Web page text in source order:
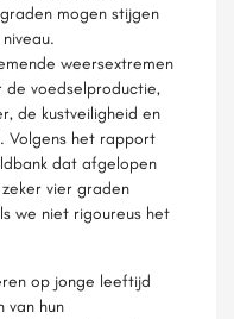
mogen stijgen
weersextremen
voedselproductie,
de kustveiligheid en
Volgens het rapport
dat afgelopen
vier graden
we niet rigoureus het
op jonge leeftijd
van hun